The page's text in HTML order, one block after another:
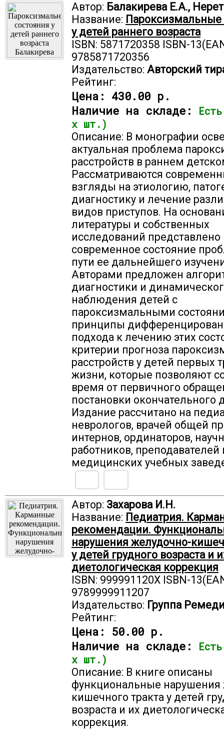
Автор: Балакирева Е.А.,
Название: Пароксизмальные
у детей раннего возраста
ISBN: 5871720358 ISBN-
9785871720356
Издательство: Авторский
Рейтинг:
Цена: 430.00 р.
Наличие на складе:
х шт.)
Описание: В монографии
актуальная проблема
расстройств в раннем
Рассматриваются
взгляды на этиологию,
диагностику и лечение
видов приступов. На
литературы и собственных
исследований представлено
современное состояние
пути ее дальнейшего
Авторами предложен
диагностики и
наблюдения детей с
пароксизмальными
принципы
подхода к лечению этих
критерии прогноза
расстройств у детей первых
жизни, которые позволяют
время от первичного
постановки окончательного
Издание рассчитано на
неврологов, врачей общей
интернов, ординаторов,
работников, преподавателей
медицинских учебных
Автор: Захарова И.Н.
Название: Педиатрия.
рекомендации.
нарушения желудочно-
у детей грудного возраста и
диетологическая коррекция
ISBN: 999991120X ISBN-
9789999911207
Издательство: Группа
Рейтинг:
Цена: 50.00 р.
Наличие на складе:
х шт.)
Описание: В книге описаны
функциональные нарушения
кишечного тракта у детей
возраста и их
коррекция.